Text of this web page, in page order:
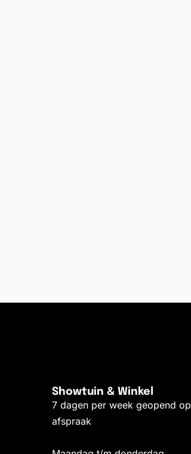
Showtuin & Winkel
7 dagen per week geopend op
afspraak